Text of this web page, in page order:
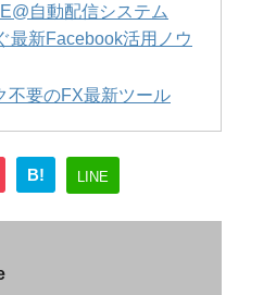
自動配信システム
最新Facebook活用ノウ
不要のFX最新ツール
B! LINE